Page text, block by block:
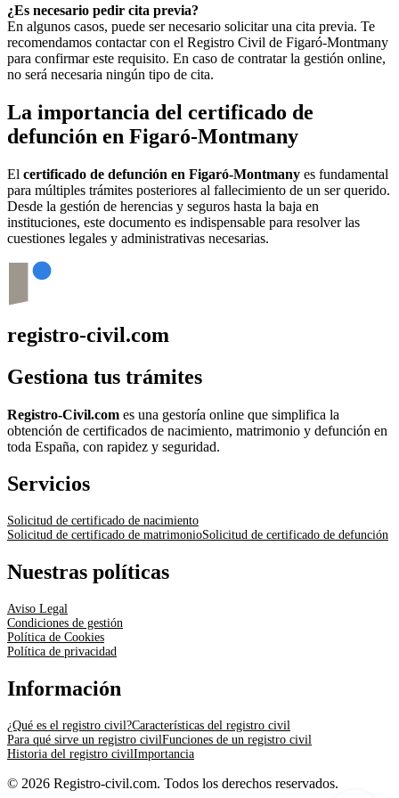
¿Es necesario pedir cita previa?
En algunos casos, puede ser necesario solicitar una cita previa. Te
recomendamos contactar con el Registro Civil de Figaró-Montmany
para confirmar este requisito. En caso de contratar la gestión online,
no será necesaria ningún tipo de cita.
La importancia del certificado de
defunción en Figaró-Montmany
El certificado de defunción en Figaró-Montmany es fundamental
para múltiples trámites posteriores al fallecimiento de un ser querido.
Desde la gestión de herencias y seguros hasta la baja en
instituciones, este documento es indispensable para resolver las
cuestiones legales y administrativas necesarias.
registro-civil.com
Gestiona tus trámites
Registro-Civil.com es una gestoría online que simplifica la
obtención de certificados de nacimiento, matrimonio y defunción en
toda España, con rapidez y seguridad.
Servicios
Solicitud de certificado de nacimiento
Solicitud de certificado de matrimonioSolicitud de certificado de defunción
Nuestras políticas
Aviso Legal
Condiciones de gestión
Política de Cookies
Política de privacidad
Información
¿Qué es el registro civil?Características del registro civil
Para qué sirve un registro civilFunciones de un registro civil
Historia del registro civilImportancia
© 2026 Registro-civil.com. Todos los derechos reservados.